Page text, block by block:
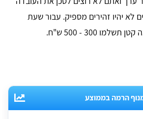
לא יהיו זהירים מספיק. עבור שעת
300 - 500 ש"ח.
הרמה בממוצע